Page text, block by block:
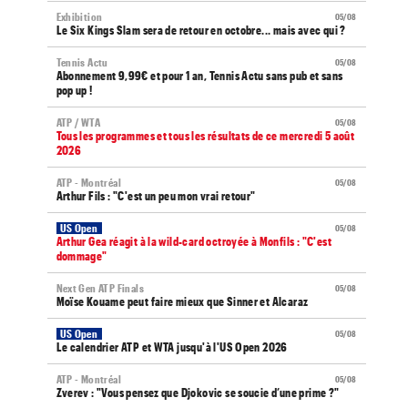
05/08
Exhibition
Le Six Kings Slam sera de retour en octobre... mais avec qui ?
05/08
Tennis Actu
Abonnement 9,99€ et pour 1 an, Tennis Actu sans pub et sans
pop up !
05/08
ATP / WTA
Tous les programmes et tous les résultats de ce mercredi 5 août
2026
05/08
ATP - Montréal
Arthur Fils : "C'est un peu mon vrai retour"
05/08
US Open
Arthur Gea réagit à la wild-card octroyée à Monfils : "C'est
dommage"
05/08
Next Gen ATP Finals
Moïse Kouame peut faire mieux que Sinner et Alcaraz
05/08
US Open
Le calendrier ATP et WTA jusqu'à l'US Open 2026
05/08
ATP - Montréal
Zverev : "Vous pensez que Djokovic se soucie d’une prime ?"